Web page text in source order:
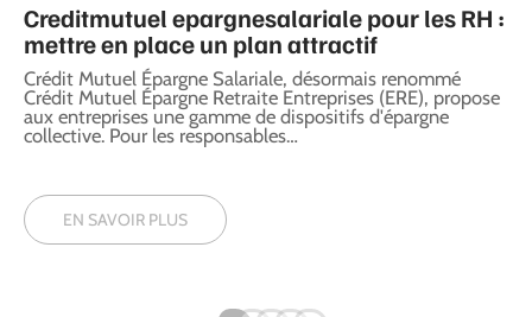
Creditmutuel epargnesalariale pour les RH :
mettre en place un plan attractif
Crédit Mutuel Épargne Salariale, désormais renommé
Crédit Mutuel Épargne Retraite Entreprises (ERE), propose
aux entreprises une gamme de dispositifs d'épargne
collective. Pour les responsables…
EN SAVOIR PLUS